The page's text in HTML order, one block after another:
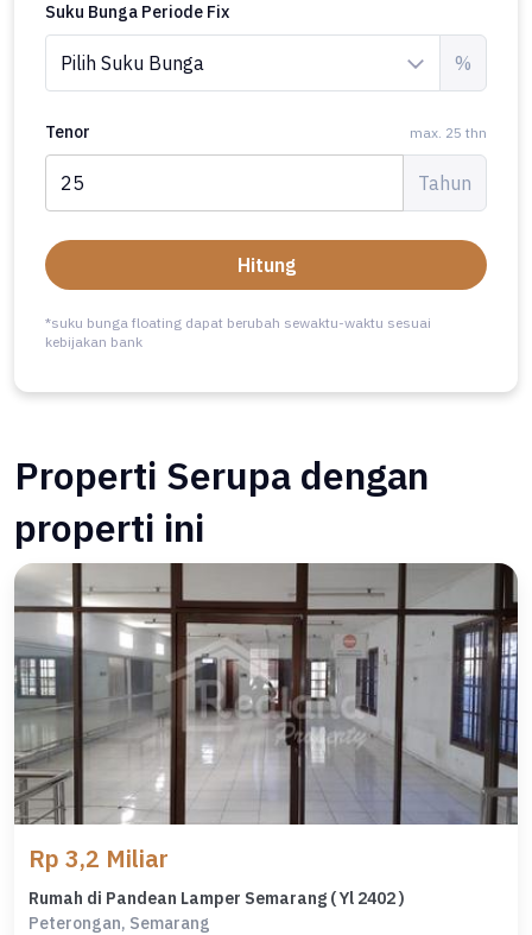
Suku Bunga Periode Fix
%
Tenor max. 25 thn
Tahun
Hitung
*suku bunga floating dapat berubah sewaktu-waktu sesuai
kebijakan bank
Properti Serupa dengan
properti ini
Rp 3,2 Miliar
Rumah di Pandean Lamper Semarang ( Yl 2402 )
Peterongan, Semarang